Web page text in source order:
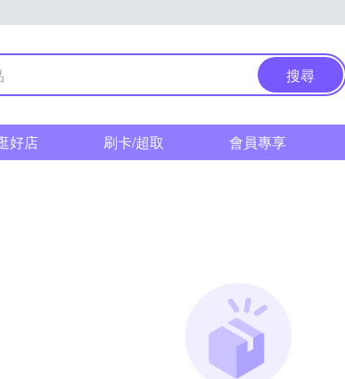
搜尋
好店 刷卡/超取 會員專享